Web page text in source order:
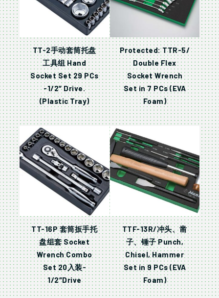
TT-2手动套筒托盘
工具组 Hand
Socket Set 29 PCs
-1/2″ Drive.
(Plastic Tray)
Protected: TTR-5/
Double Flex
Socket Wrench
Set in 7 PCs (EVA
Foam)
TT-16P 套筒扳手托
盘组套 Socket
Wrench Combo
Set 20入装-
1/2″Drive
TTF-13R/冲头、凿
子、锤子 Punch,
Chisel, Hammer
Set in 9 PCs (EVA
Foam)